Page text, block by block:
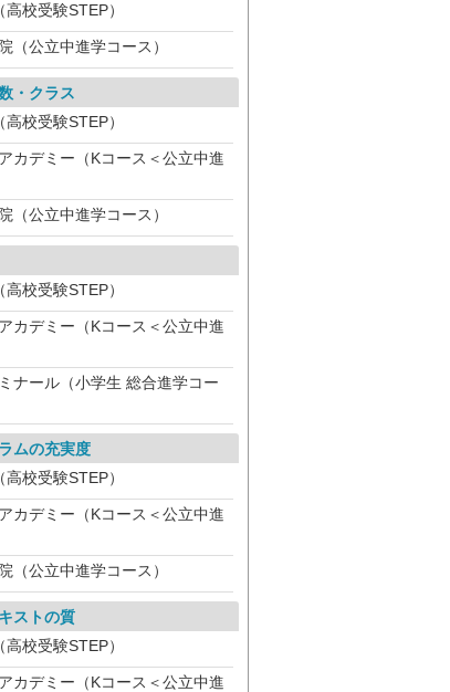
高校受験STEP）
（公立中進学コース）
・クラス
高校受験STEP）
カデミー（Kコース＜公立中進
（公立中進学コース）
高校受験STEP）
カデミー（Kコース＜公立中進
ナール（小学生 総合進学コー
ムの充実度
高校受験STEP）
カデミー（Kコース＜公立中進
（公立中進学コース）
ストの質
高校受験STEP）
カデミー（Kコース＜公立中進